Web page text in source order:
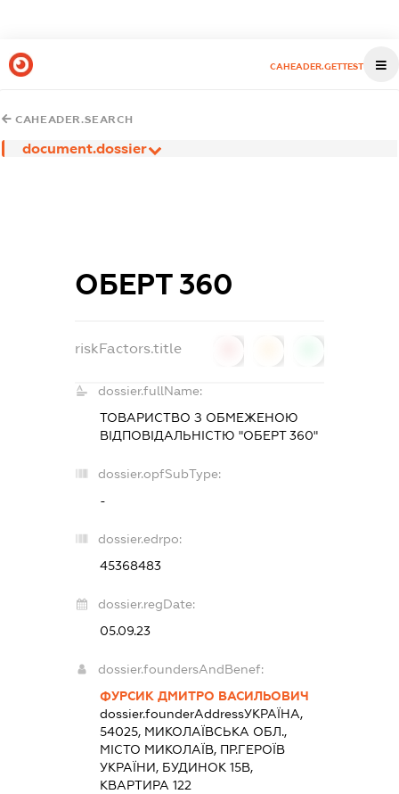
CAHEADER.GETTEST
CAHEADER.SEARCH
document.dossier
ОБЕРТ 360
riskFactors.title
dossier.fullName:
ТОВАРИСТВО З ОБМЕЖЕНОЮ
ВІДПОВІДАЛЬНІСТЮ "ОБЕРТ 360"
dossier.opfSubType:
-
dossier.edrpo:
45368483
dossier.regDate:
05.09.23
dossier.foundersAndBenef:
ФУРСИК ДМИТРО ВАСИЛЬОВИЧ
dossier.founderAddressУКРАЇНА,
54025, МИКОЛАЇВСЬКА ОБЛ.,
МІСТО МИКОЛАЇВ, ПР.ГЕРОЇВ
УКРАЇНИ, БУДИНОК 15В,
КВАРТИРА 122